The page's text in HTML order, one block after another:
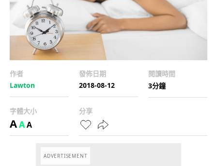
作者
Lawton
發佈日期
2018-08-12
閱讀時間
3分鐘
字體大小
AAA
分享
ADVERTISEMENT